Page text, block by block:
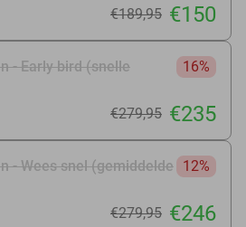
€189,95 €150
- Early bird (snelle
16%
€279,95 €235
- Wees snel (gemiddelde 12%
€279,95 €246